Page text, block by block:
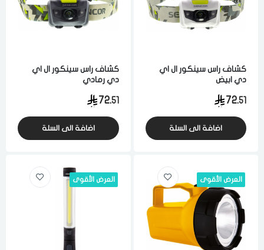
كشاف راس سينكور ال اي
دي ابيض
72.51
اضافة الى السلة
كشاف راس سينكور ال اي
دي رمادي
72.51
اضافة الى السلة
العرض الأقوى العرض الأقوى